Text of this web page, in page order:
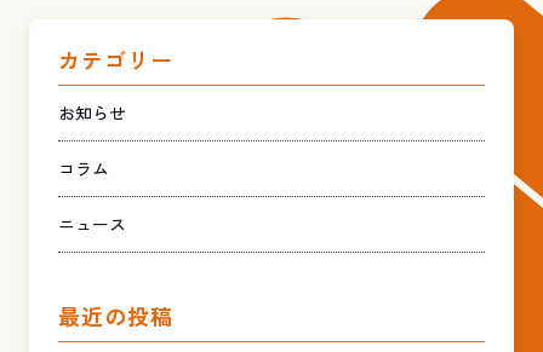
カテゴリー
お知らせ
コラム
ニュース
最近の投稿